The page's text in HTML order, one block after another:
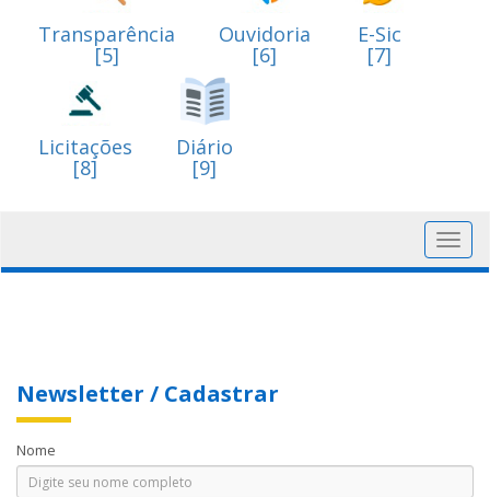
Transparência
[5]
Ouvidoria
[6]
E-Sic
[7]
Licitações
[8]
Diário
[9]
Newsletter / Cadastrar
Nome